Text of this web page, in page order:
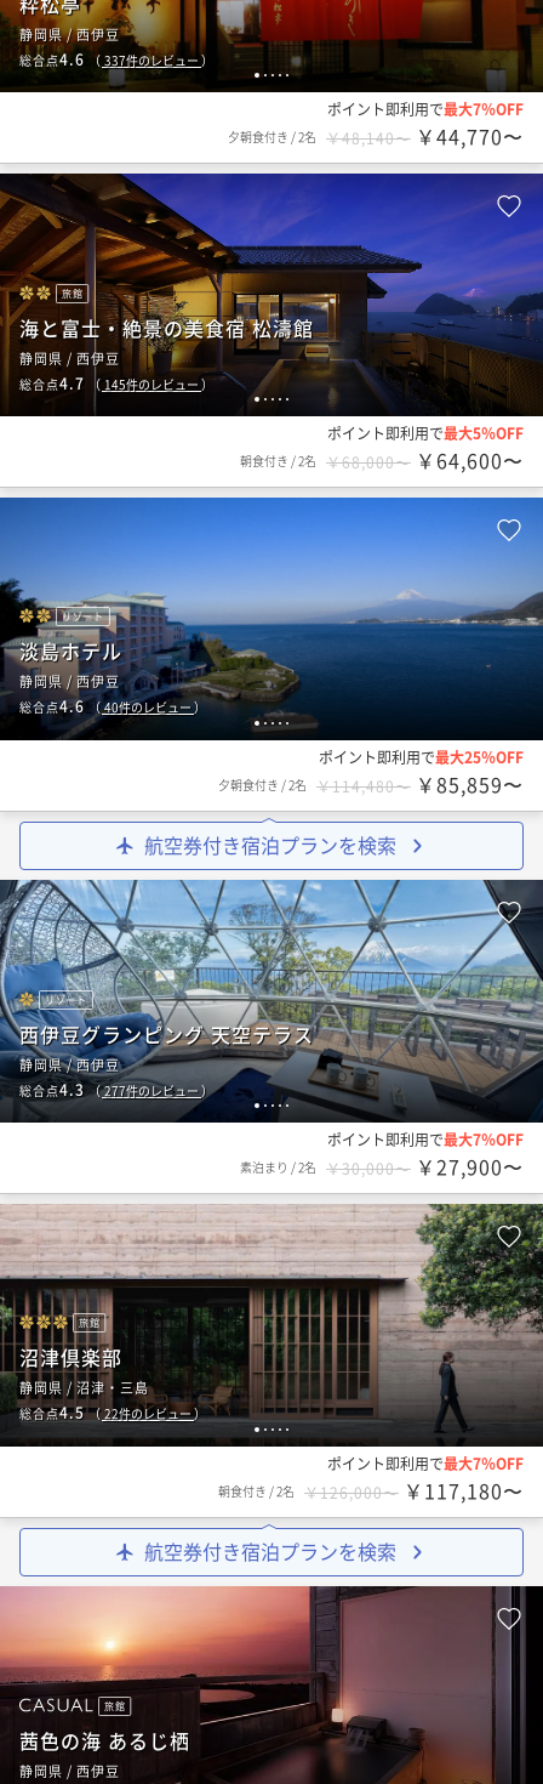
12345
静岡県 / 西伊豆
総合点4.6 （ 337件のレビュー）
ポイント即利用で最大7％OFF
夕朝食付き /2名 ￥48,140〜 ￥44,770〜
12 3 4 5
旅館
海と富士・絶景の美食宿 松濤館
静岡県 / 西伊豆
総合点4.7 （ 145件のレビュー ）
ポイント即利用で最大5％OFF
朝食付き /2名 ￥68,000〜 ￥64,600〜
12345
リゾート
淡島ホテル
静岡県 / 西伊豆
総合点4.6（40件のレビュー）
ポイント即利用で最大25％OFF
夕朝食付き /2名 ￥114,480〜 ￥85,859〜
航空券付き宿泊プランを検索
1 2 3 45
リゾート
西伊豆グランピング 天空テラス
静岡県 / 西伊豆
総合点4.3（277件のレビュー）
ポイント即利用で最大7％OFF
素泊まり /2名 ￥30,000〜 ￥27,900〜
1 2 3 4 5
旅館
沼津倶楽部
静岡県 / 沼津・三島
総合点4.5（22件のレビュー）
ポイント即利用で最大7％OFF
朝食付き /2名 ￥126,000〜 ￥117,180〜
航空券付き宿泊プランを検索
旅館
茜色の海 あるじ栖
静岡県 / 西伊豆